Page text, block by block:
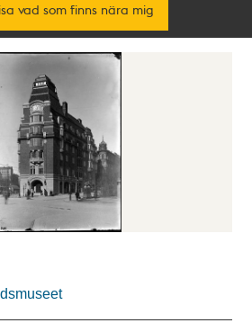
vad som finns nära mig